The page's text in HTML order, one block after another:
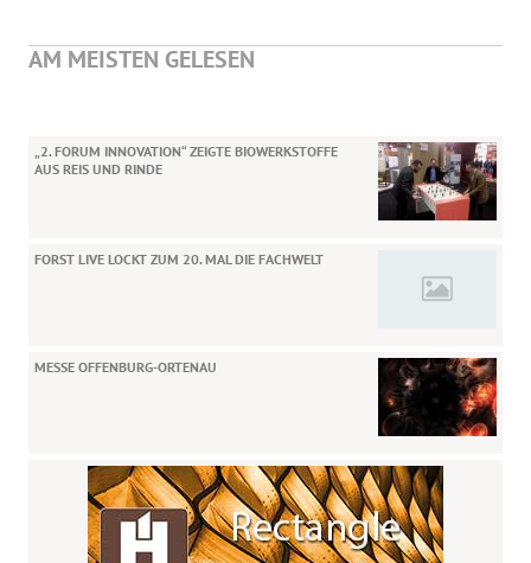
AM MEISTEN GELESEN
„2. FORUM INNOVATION“ ZEIGTE BIOWERKSTOFFE
AUS REIS UND RINDE
FORST LIVE LOCKT ZUM 20. MAL DIE FACHWELT
MESSE OFFENBURG-ORTENAU